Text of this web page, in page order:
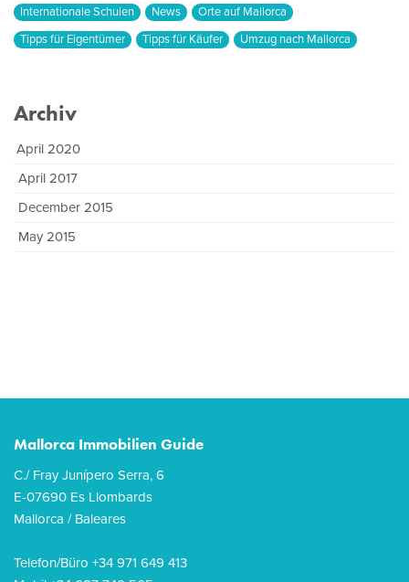
Internationale Schulen
News
Orte auf Mallorca
Tipps für Eigentümer
Tipps für Käufer Umzug nach Mallorca
Archiv
April 2020
April 2017
December 2015
May 2015
Mallorca Immobilien Guide
C./ Fray Junípero Serra, 6
E-07690 Es Llombards
Mallorca / Baleares
Telefon/Büro +34 971 649 413